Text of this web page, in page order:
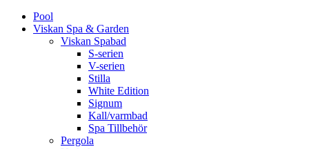
Pool
Viskan Spa & Garden
Viskan Spabad
S-serien
V-serien
Stilla
White Edition
Signum
Kall/varmbad
Spa Tillbehör
Pergola